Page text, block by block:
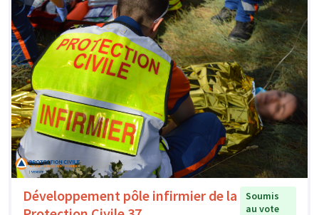
Développement pôle infirmier de la
Soumis
au vote